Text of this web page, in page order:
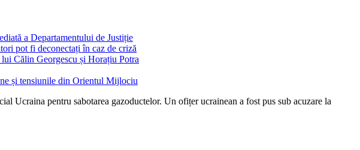
a Departamentului de Justiție
pot fi deconectați în caz de criză
Călin Georgescu și Horațiu Potra
și tensiunile din Orientul Mijlociu
Ucraina pentru sabotarea gazoductelor. Un ofițer ucrainean a fost pus sub acuzare la